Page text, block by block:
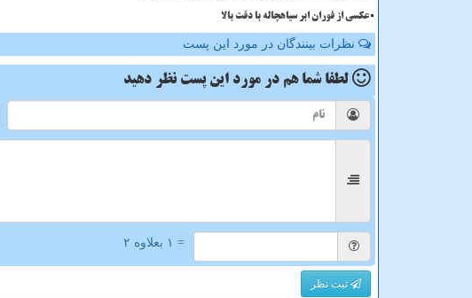
عکسی از فوران ابر سیاهچاله با دقت بالا
نظرات بینندگان در مورد این پست
لطفا شما هم در مورد این پست نظر دهید
= ۱ بعلاوه ۲
ثبت نظر